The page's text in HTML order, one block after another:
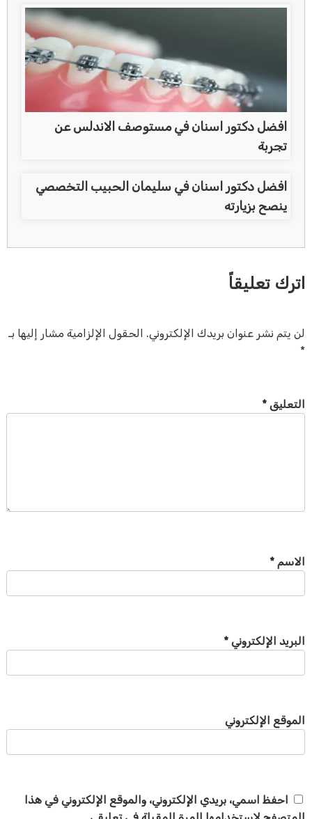
افضل دكتور اسنان في مستوصف الاندلس عن
تجربة
افضل دكتور اسنان في سليمان الحبيب التخصصي
ينصح بزيارته
اترك تعليقاً
لن يتم نشر عنوان بريدك الإلكتروني. الحقول الإلزامية مشار إليها بـ
*
التعليق *
الاسم *
البريد الإلكتروني *
الموقع الإلكتروني
احفظ اسمي، بريدي الإلكتروني، والموقع الإلكتروني في هذا